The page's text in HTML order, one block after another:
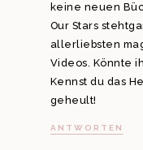
keine neuen
Our Stars
allerliebsten
Videos. Könnte
Kennst du das
geheult!
ANTWORTEN